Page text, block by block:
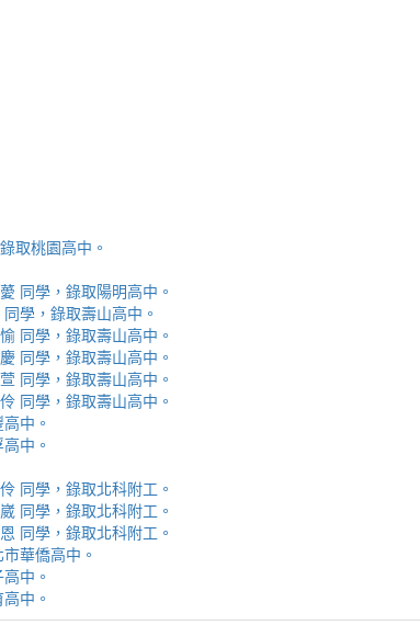
取桃園高中。
同學，錄取陽明高中。
學，錄取壽山高中。
同學，錄取壽山高中。
同學，錄取壽山高中。
同學，錄取壽山高中。
同學，錄取壽山高中。
中。
中。
同學，錄取北科附工。
同學，錄取北科附工。
同學，錄取北科附工。
華僑高中。
中。
中。